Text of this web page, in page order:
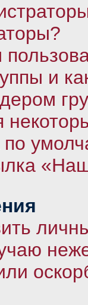
и
по